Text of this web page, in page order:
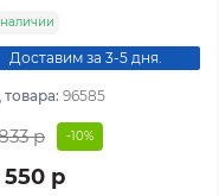
Доставим за 3-5 дня.
96585
р -10%
550 р